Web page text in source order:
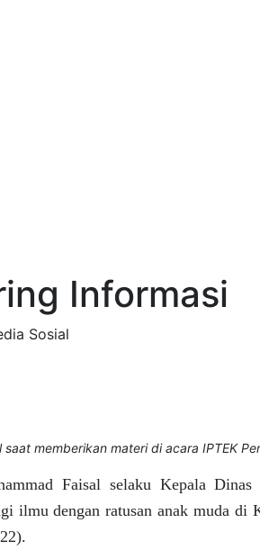
Informasi
Sosial
memberikan materi di acara IPTEK
Faisal selaku Kepala
ilmu dengan ratusan anak muda di